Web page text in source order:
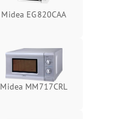
Midea EG820CAA
Midea MM717CRL